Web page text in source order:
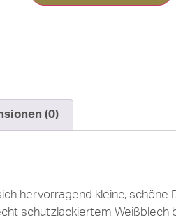
(0)
hervorragend kleine, schöne
schutzlackiertem Weißblech